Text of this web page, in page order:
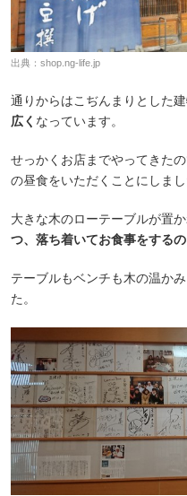
出典： shop.ng-life.jp
通りからはこぢんまりとした建
広く なっています。
せっかくお店までやってきた
の昼食をいただくことにしまし
大きな木のローテーブルが置か
つ、落ち着いてお食事をする
テーブルもベンチも木の温か
た。